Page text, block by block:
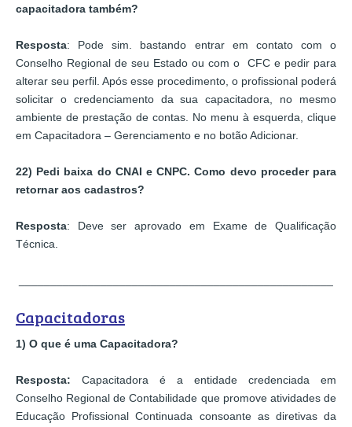
capacitadora também?
Resposta: Pode sim. bastando entrar em contato com o
Conselho Regional de seu Estado ou com o CFC e pedir para
alterar seu perfil. Após esse procedimento, o profissional poderá
solicitar o credenciamento da sua capacitadora, no mesmo
ambiente de prestação de contas. No menu à esquerda, clique
em Capacitadora – Gerenciamento e no botão Adicionar.
22) Pedi baixa do CNAI e CNPC. Como devo proceder para
retornar aos cadastros?
Resposta: Deve ser aprovado em Exame de Qualificação
Técnica.
Capacitadoras
1) O que é uma Capacitadora?
Resposta: Capacitadora é a entidade credenciada em
Conselho Regional de Contabilidade que promove atividades de
Educação Profissional Continuada consoante as diretivas da